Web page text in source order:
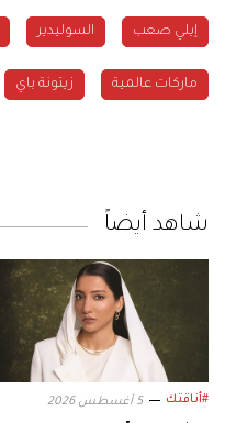
إيلي صعب السوليدير
ماركات عالمية زيتونة باي
شاهد أيضاً
#أناقتك 5 أغسطس 2026